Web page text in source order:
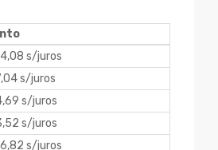
s/juros
s/juros
s/juros
s/juros
s/juros